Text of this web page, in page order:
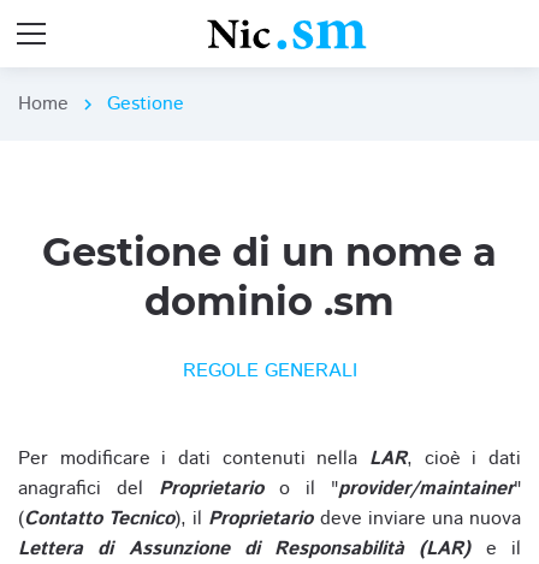
Home chevron_right Gestione
Gestione di un nome a
dominio .sm
REGOLE GENERALI
Per modificare i dati contenuti nella LAR, cioè i dati
anagrafici del Proprietarioo il "provider/maintainer"
(Contatto Tecnico), il Proprietariodeve inviare una nuova
Lettera di Assunzione di Responsabilità (LAR)e il